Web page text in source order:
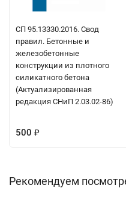
СП 95.13330.2016. Свод
правил. Бетонные и
железобетонные
конструкции из плотного
силикатного бетона
(Актуализированная
редакция СНиП 2.03.02-86)
500 ₽
Рекомендуем